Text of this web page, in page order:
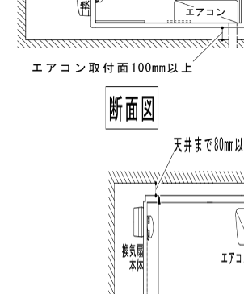
Please enter the security code
5 + 2 =